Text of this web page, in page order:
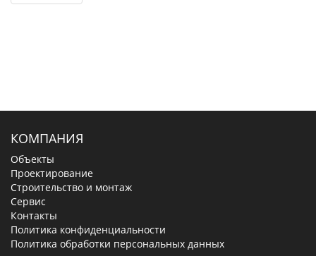
КОМПАНИЯ
Объекты
Проектирование
Строительство и монтаж
Сервис
Контакты
Политика конфиденциальности
Политика обработки персональных данных